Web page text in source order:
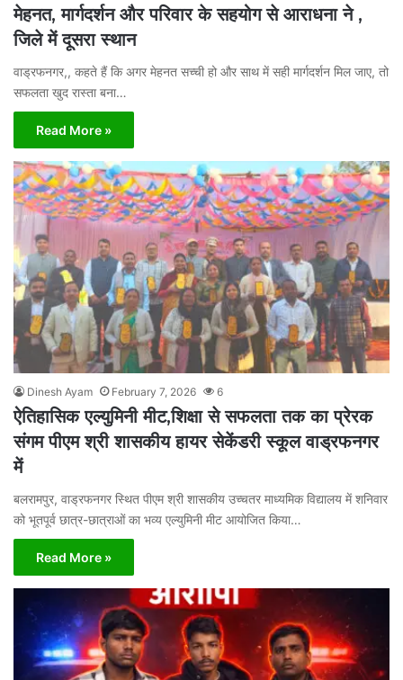
मेहनत, मार्गदर्शन और परिवार के सहयोग से आराधना ने ,
जिले में दूसरा स्थान
वाड्रफनगर,, कहते हैं कि अगर मेहनत सच्ची हो और साथ में सही मार्गदर्शन मिल जाए, तो
सफलता खुद रास्ता बना…
Read More »
Dinesh Ayam February 7, 2026 6
ऐतिहासिक एल्युमिनी मीट,शिक्षा से सफलता तक का प्रेरक
संगम पीएम श्री शासकीय हायर सेकेंडरी स्कूल वाड्रफनगर
में
बलरामपुर, वाड्रफनगर स्थित पीएम श्री शासकीय उच्चतर माध्यमिक विद्यालय में शनिवार
को भूतपूर्व छात्र-छात्राओं का भव्य एल्युमिनी मीट आयोजित किया…
Read More »